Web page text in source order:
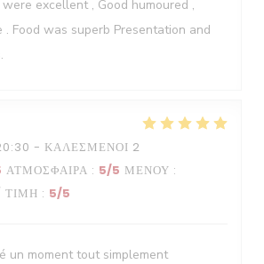
excellent , Good humoured ,
Food was superb Presentation and
- ΚΑΛΕΣΜΈΝΟΙ 2
ΑΤΜΌΣΦΑΙΡΑ : 5/5 ΜΕΝΟΎ :
ΤΙΜΉ : 5/5
un moment tout simplement